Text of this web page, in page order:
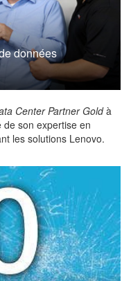
données
Center Partner Goldà
son expertise en
les solutions Lenovo.